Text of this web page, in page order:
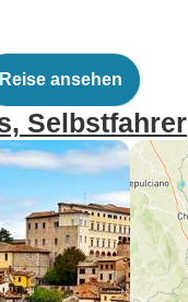
Reise ansehen
Selbstfahrer